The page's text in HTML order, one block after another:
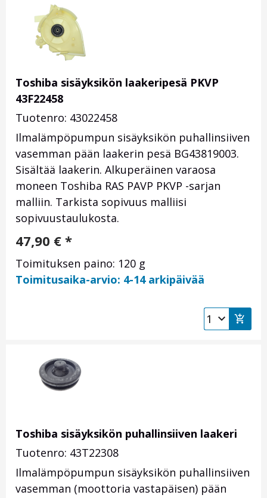
Toshiba sisäyksikön laakeripesä PKVP
43F22458
Tuotenro: 43022458
Ilmalämpöpumpun sisäyksikön puhallinsiiven
vasemman pään laakerin pesä BG43819003.
Sisältää laakerin. Alkuperäinen varaosa
moneen Toshiba RAS PAVP PKVP -sarjan
malliin. Tarkista sopivuus malliisi
sopivuustaulukosta.
47,90 € *
Toimituksen paino: 120 g
Toimitusaika-arvio: 4-14 arkipäivää
Toshiba sisäyksikön puhallinsiiven laakeri
Tuotenro: 43T22308
Ilmalämpöpumpun sisäyksikön puhallinsiiven
vasemman (moottoria vastapäisen) pään